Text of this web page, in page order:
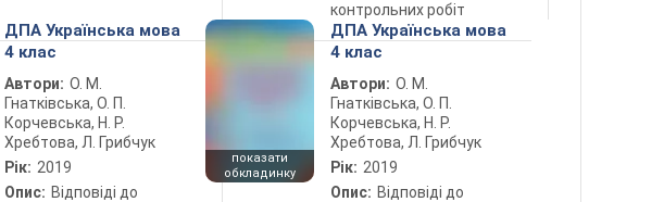
контрольних робіт
ДПА Українська мова
4 клас
Автори: О. М.
Гнатківська, О. П.
Корчевська, Н. Р.
Хребтова, Л. Грибчук
Рік: 2019
Опис: Відповіді до
показати
обкладинку
ДПА Українська мова
4 клас
Автори: О. М.
Гнатківська, О. П.
Корчевська, Н. Р.
Хребтова, Л. Грибчук
Рік: 2019
Опис: Відповіді до